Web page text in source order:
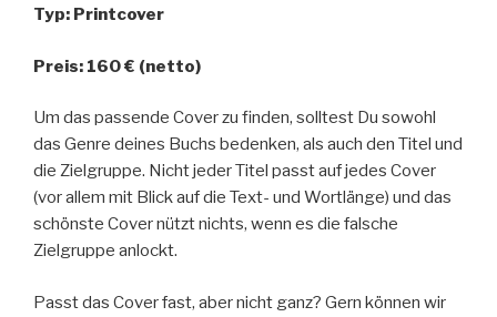
Typ: Printcover
Preis: 160 € (netto)
Um das passende Cover zu finden, solltest Du sowohl
das Genre deines Buchs bedenken, als auch den Titel und
die Zielgruppe. Nicht jeder Titel passt auf jedes Cover
(vor allem mit Blick auf die Text- und Wortlänge) und das
schönste Cover nützt nichts, wenn es die falsche
Zielgruppe anlockt.
Passt das Cover fast, aber nicht ganz? Gern können wir